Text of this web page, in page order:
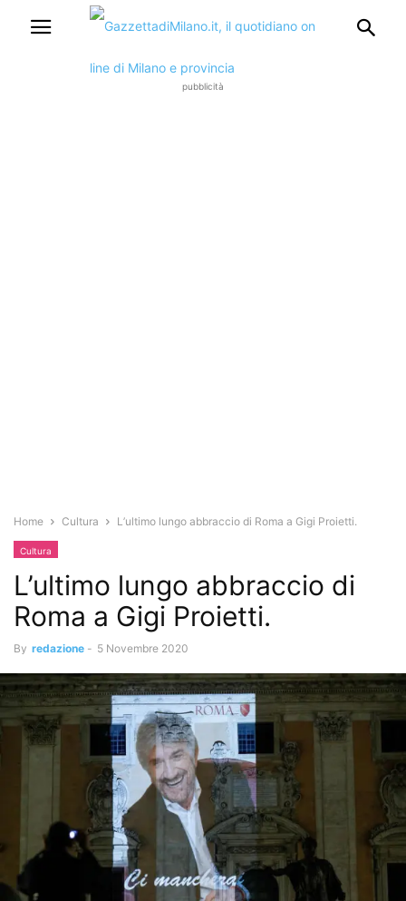
pubblicità
Home Cultura L’ultimo lungo abbraccio di Roma a Gigi Proietti.
Cultura
L’ultimo lungo abbraccio di
Roma a Gigi Proietti.
By redazione - 5 Novembre 2020